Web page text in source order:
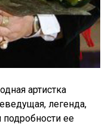
артистка
легенда,
ее